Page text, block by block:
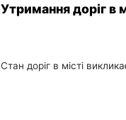
Утримання доріг в
Стан доріг в місті